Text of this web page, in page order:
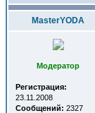
MasterYODA
Модератор
Регистрация:
23.11.2008
Сообщений: 2327